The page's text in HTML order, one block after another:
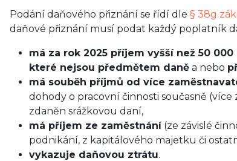
Podání daňového přiznání se řídí dle § 38g
daňové přiznání musí podat každý poplatník
má za rok 2025 příjem vyšší než 50 000
které nejsou předmětem daně a nebo
má souběh příjmů od více
dohody o pracovní činnosti současně
zdaněn srážkovou daní,
má příjem ze zaměstnání(ze závislé
podnikání, z kapitálového majetku či
vykazuje daňovou ztrátu.